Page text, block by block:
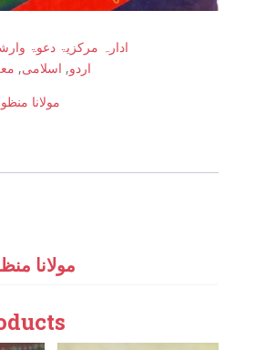
ادارہ مرکزیۃ دعوۃ
اردو, اسلامی,
مولانا
مولانا